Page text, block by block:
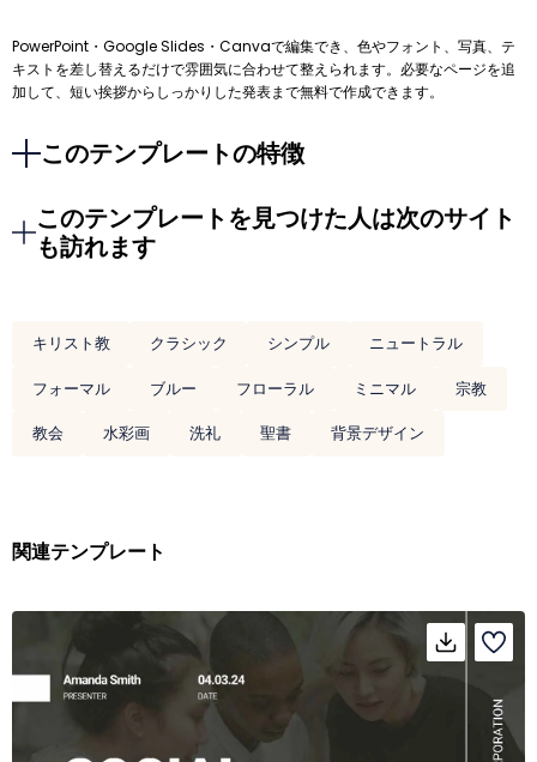
PowerPoint・Google Slides・Canvaで編集でき、色やフォント、写真、テ
キストを差し替えるだけで雰囲気に合わせて整えられます。必要なページを追
加して、短い挨拶からしっかりした発表まで無料で作成できます。
このテンプレートの特徴
このテンプレートを見つけた人は次のサイト
も訪れます
キリスト教 クラシック シンプル
ニュートラル
フォーマル
ブルー フローラル ミニマル
宗教
教会
水彩画 洗礼 聖書 背景デザイン
関連テンプレート